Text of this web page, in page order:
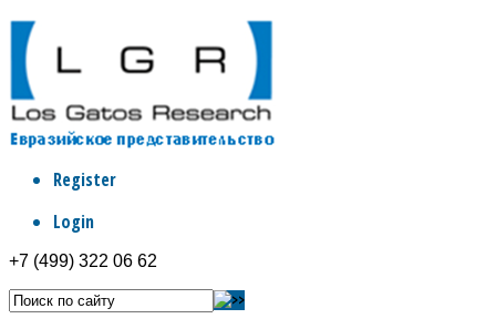
Register
Login
+7 (499) 322 06 62